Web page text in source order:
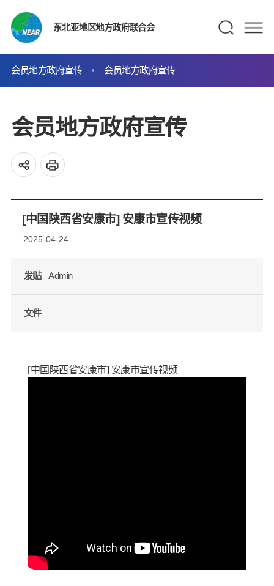
东北亚地区地方政府联合会
会员地方政府宣传 会员地方政府宣传
会员地方政府宣传
[中国陕西省安康市] 安康市宣传视频
2025-04-24
发贴 Admin
文件
[中国陕西省安康市] 安康市宣传视频